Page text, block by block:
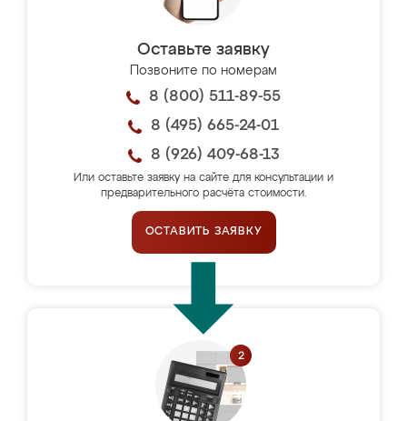
Оставьте заявку
Позвоните по номерам
8 (800) 511-89-55
8 (495) 665-24-01
8 (926) 409-68-13
Или оставьте заявку на сайте для консультации и
предварительного расчёта стоимости.
ОСТАВИТЬ ЗАЯВКУ